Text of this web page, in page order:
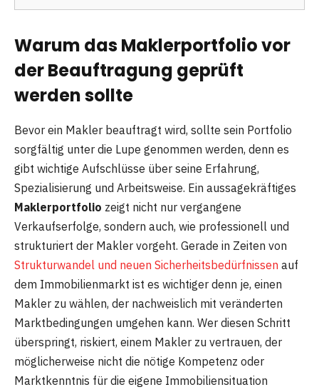
Warum das Maklerportfolio vor
der Beauftragung geprüft
werden sollte
Bevor ein Makler beauftragt wird, sollte sein Portfolio
sorgfältig unter die Lupe genommen werden, denn es
gibt wichtige Aufschlüsse über seine Erfahrung,
Spezialisierung und Arbeitsweise. Ein aussagekräftiges
Maklerportfolio zeigt nicht nur vergangene
Verkaufserfolge, sondern auch, wie professionell und
strukturiert der Makler vorgeht. Gerade in Zeiten von
Strukturwandel und neuen Sicherheitsbedürfnissen auf
dem Immobilienmarkt ist es wichtiger denn je, einen
Makler zu wählen, der nachweislich mit veränderten
Marktbedingungen umgehen kann. Wer diesen Schritt
überspringt, riskiert, einem Makler zu vertrauen, der
möglicherweise nicht die nötige Kompetenz oder
Marktkenntnis für die eigene Immobiliensituation